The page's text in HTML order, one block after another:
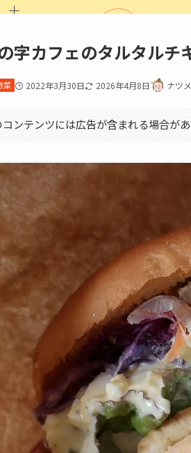
字カフェのタルタルチ
菜 2022年3月30日 2026年4月8日 ナツメ
コンテンツには広告が含まれる場合が